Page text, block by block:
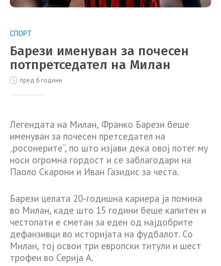
СПОРТ
Барези именуван за почесен
потпретседател на Милан
пред 6 години
Легендата на Милан, Франко Барези беше
именуван за почесен претседател на
„росонерите“, по што изјави дека овој потег му
носи огромна гордост и се заблагодари на
Паоло Скарони и Иван Газидис за честа.
Барези целата 20-годишна кариера ја помина
во Милан, каде што 15 години беше капитен и
честопати е сметан за еден од најдобрите
дефанзивци во историјата на фудбалот. Со
Милан, тој освои три европски титули и шест
трофеи во Серија А.